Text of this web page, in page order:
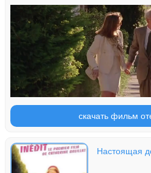
скачать фильм
Настоящая